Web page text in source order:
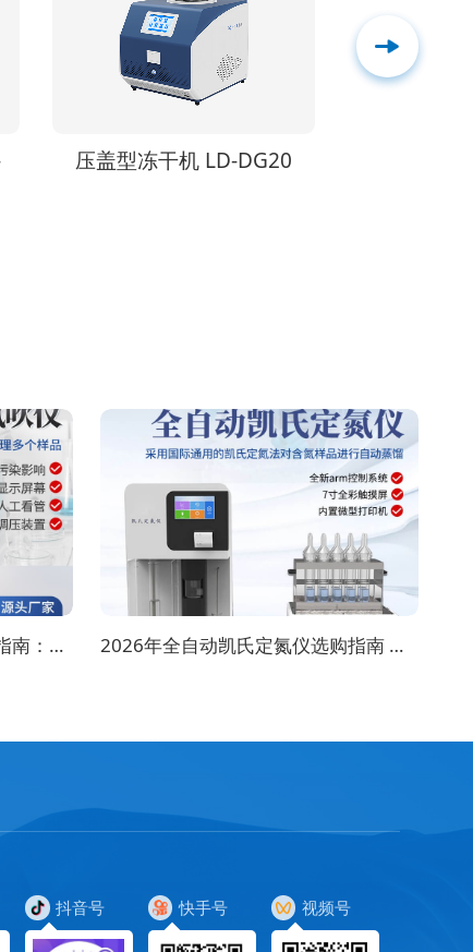
压盖多歧管冻干机 LD-DG40
2026年8月全自动氮吹仪选购指南：各行业适配方案推荐 2026年全自动凯氏定氮仪选购指南 实验室选型全攻略
抖音号 快手号 视频号